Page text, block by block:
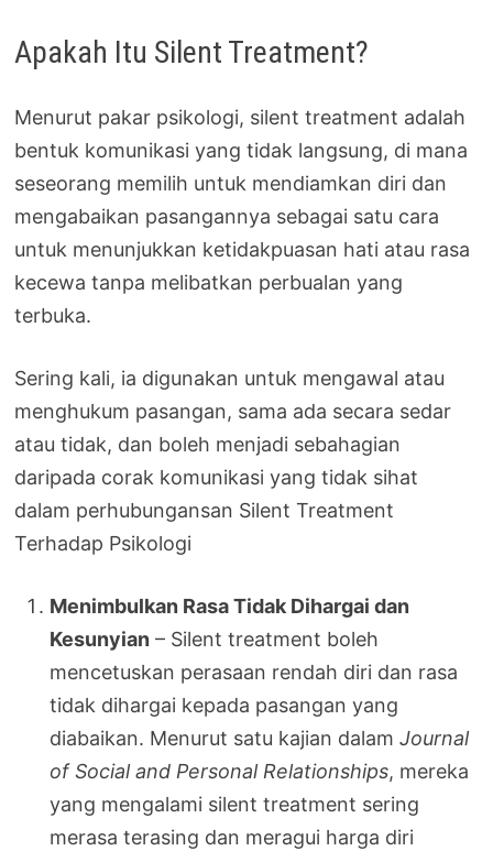
Apakah Itu Silent Treatment?
Menurut pakar psikologi, silent treatment adalah
bentuk komunikasi yang tidak langsung, di mana
seseorang memilih untuk mendiamkan diri dan
mengabaikan pasangannya sebagai satu cara
untuk menunjukkan ketidakpuasan hati atau rasa
kecewa tanpa melibatkan perbualan yang
terbuka.
Sering kali, ia digunakan untuk mengawal atau
menghukum pasangan, sama ada secara sedar
atau tidak, dan boleh menjadi sebahagian
daripada corak komunikasi yang tidak sihat
dalam perhubungansan Silent Treatment
Terhadap Psikologi
Menimbulkan Rasa Tidak Dihargai dan
Kesunyian – Silent treatment boleh
mencetuskan perasaan rendah diri dan rasa
tidak dihargai kepada pasangan yang
diabaikan. Menurut satu kajian dalamJournal
of Social and Personal Relationships, mereka
yang mengalami silent treatment sering
merasa terasing dan meragui harga diri